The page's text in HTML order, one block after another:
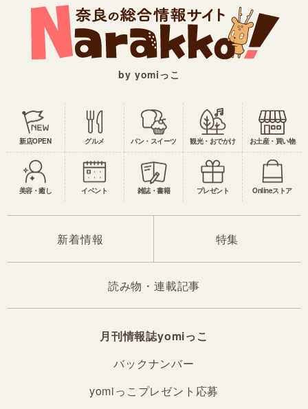
by yomiっこ
新店OPEN グルメ パン・スイーツ 観光・おでかけ お土産・買い物
美容・癒し イベント 雑誌・書籍 プレゼント Onlineストア
新着情報 特集
読み物・連載記事
月刊情報誌yomiっこ
バックナンバー
yomiっこプレゼント応募